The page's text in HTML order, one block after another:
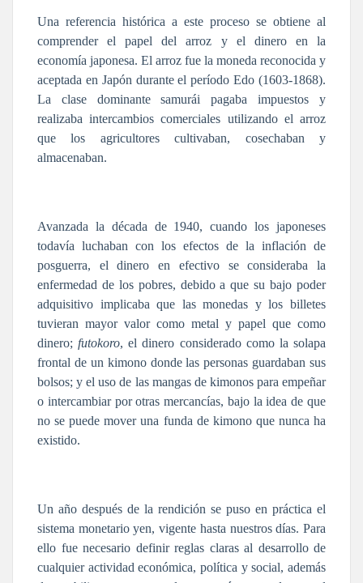
Una referencia histórica a este proceso se obtiene al
comprender el papel del arroz y el dinero en la
economía japonesa. El arroz fue la moneda reconocida y
aceptada en Japón durante el período Edo (1603-1868).
La clase dominante samurái pagaba impuestos y
realizaba intercambios comerciales utilizando el arroz
que los agricultores cultivaban, cosechaban y
almacenaban.
Avanzada la década de 1940, cuando los japoneses
todavía luchaban con los efectos de la inflación de
posguerra, el dinero en efectivo se consideraba la
enfermedad de los pobres, debido a que su bajo poder
adquisitivo implicaba que las monedas y los billetes
tuvieran mayor valor como metal y papel que como
dinero;futokoro, el dinero considerado como la solapa
frontal de un kimono donde las personas guardaban sus
bolsos; y el uso de las mangas de kimonos para empeñar
o intercambiar por otras mercancías, bajo la idea de que
no se puede mover una funda de kimono que nunca ha
existido.
Un año después de la rendición se puso en práctica el
sistema monetario yen, vigente hasta nuestros días. Para
ello fue necesario definir reglas claras al desarrollo de
cualquier actividad económica, política y social, además